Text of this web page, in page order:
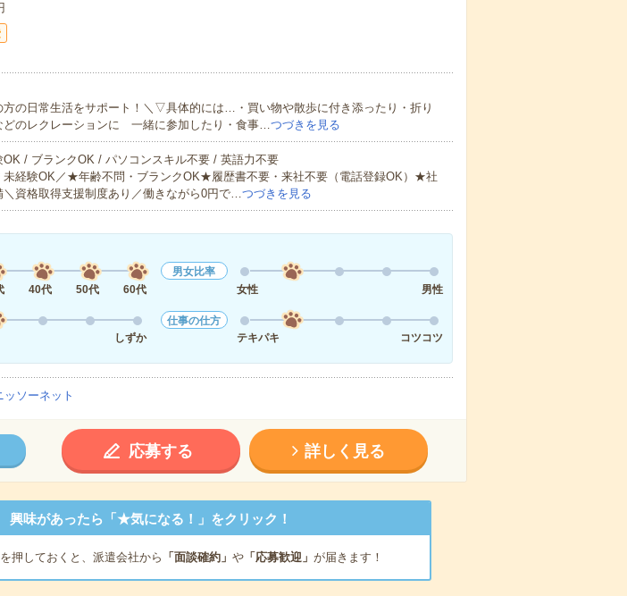
方の日常生活をサポート！＼▽具体的には…・買い物や散歩に付き添ったり・折り
どのレクレーションに 一緒に参加したり・食事…つづきを見る
OK / ブランクOK / パソコンスキル不要 / 英語力不要
未経験OK／★年齢不問・ブランクOK★履歴書不要・来社不要（電話登録OK）★社
＼資格取得支援制度あり／働きながら0円で…つづきを見る
40代 50代 60代
男女比率
女性
男性
しずか
仕事の仕方
テキパキ
コツコツ
ッソーネット
応募する 詳しく見る
興味があったら「★気になる！」をクリック！
押しておくと、派遣会社から 「面談確約」 や「応募歓迎」 が届きます！